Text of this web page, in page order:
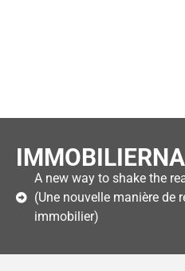
A new way to shake the
(Une nouvelle manière de
immobilier)